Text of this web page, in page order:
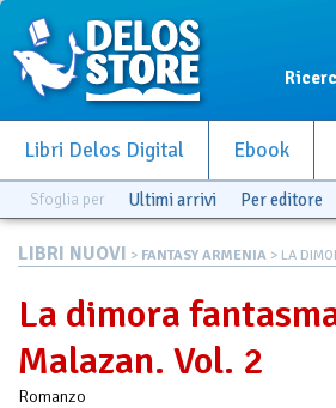
Libri Delos Digital Ebook
Sfoglia per Ultimi arrivi Per editore
LIBRI NUOVI > FANTASY ARMENIA > LA
La dimora
Malazan. Vol. 2
Romanzo